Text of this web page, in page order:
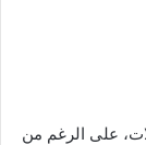
على الرغم من